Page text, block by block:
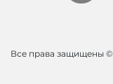
Все права защищены ©